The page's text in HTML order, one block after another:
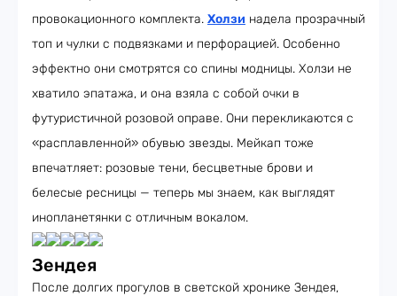
провокационного комплекта. Холзи надела прозрачный
топ и чулки с подвязками и перфорацией. Особенно
эффектно они смотрятся со спины модницы. Холзи не
хватило эпатажа, и она взяла с собой очки в
футуристичной розовой оправе. Они перекликаются с
«расплавленной» обувью звезды. Мейкап тоже
впечатляет: розовые тени, бесцветные брови и
белесые ресницы — теперь мы знаем, как выглядят
инопланетянки с отличным вокалом.
Зендея
После долгих прогулов в светской хронике Зендея,